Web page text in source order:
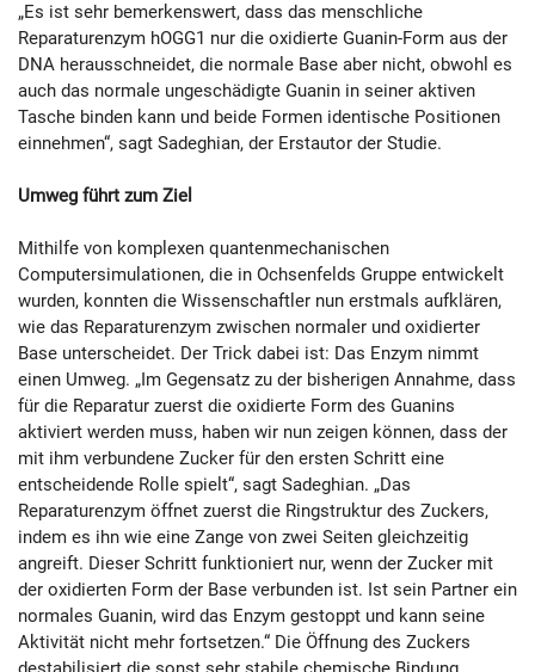
„Es ist sehr bemerkenswert, dass das menschliche
Reparaturenzym hOGG1 nur die oxidierte Guanin-Form aus der
DNA herausschneidet, die normale Base aber nicht, obwohl es
auch das normale ungeschädigte Guanin in seiner aktiven
Tasche binden kann und beide Formen identische Positionen
einnehmen“, sagt Sadeghian, der Erstautor der Studie.
Umweg führt zum Ziel
Mithilfe von komplexen quantenmechanischen
Computersimulationen, die in Ochsenfelds Gruppe entwickelt
wurden, konnten die Wissenschaftler nun erstmals aufklären,
wie das Reparaturenzym zwischen normaler und oxidierter
Base unterscheidet. Der Trick dabei ist: Das Enzym nimmt
einen Umweg. „Im Gegensatz zu der bisherigen Annahme, dass
für die Reparatur zuerst die oxidierte Form des Guanins
aktiviert werden muss, haben wir nun zeigen können, dass der
mit ihm verbundene Zucker für den ersten Schritt eine
entscheidende Rolle spielt“, sagt Sadeghian. „Das
Reparaturenzym öffnet zuerst die Ringstruktur des Zuckers,
indem es ihn wie eine Zange von zwei Seiten gleichzeitig
angreift. Dieser Schritt funktioniert nur, wenn der Zucker mit
der oxidierten Form der Base verbunden ist. Ist sein Partner ein
normales Guanin, wird das Enzym gestoppt und kann seine
Aktivität nicht mehr fortsetzen.“ Die Öffnung des Zuckers